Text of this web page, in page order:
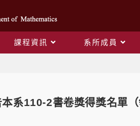
課程資訊 系所成員
系110-2書卷獎得獎名單